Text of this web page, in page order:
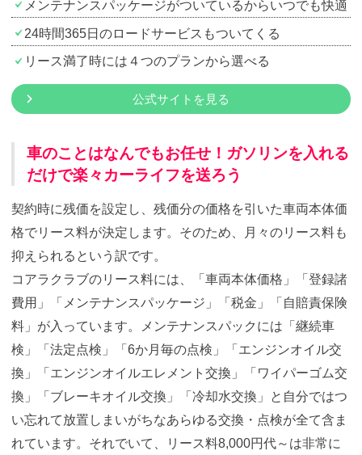
メンテナンスパッケージがついているからいつでも快適
24時間365日のロードサービスもついてくる
リース満了時には４つのプランから選べる
公式サイトを見る
車のことはなんでもお任せ！ガソリンを入れる
だけで楽々カーライフを送ろう
契約時に残価を設定し、残価分の価格を引いた車両本体価
格でリース料が決定します。そのため、月々のリース料も
抑えられるという訳です。
コアラクラブのリース料には、「車両本体価格」「登録諸
費用」「メンテナンスパッケージ」「税金」「自賠責保険
料」が入っています。メンテナンスパックには「継続車
検」「法定点検」「6か月毎の点検」「エンジンオイル交
換」「エンジンオイルエレメント交換」「ワイパーゴム交
換」「ブレーキオイル交換」「冷却水交換」と自分ではつ
い忘れて放置しまいがちなあらゆる交換・点検が全て含ま
れています。それでいて、リース料8,000円代～は非常に